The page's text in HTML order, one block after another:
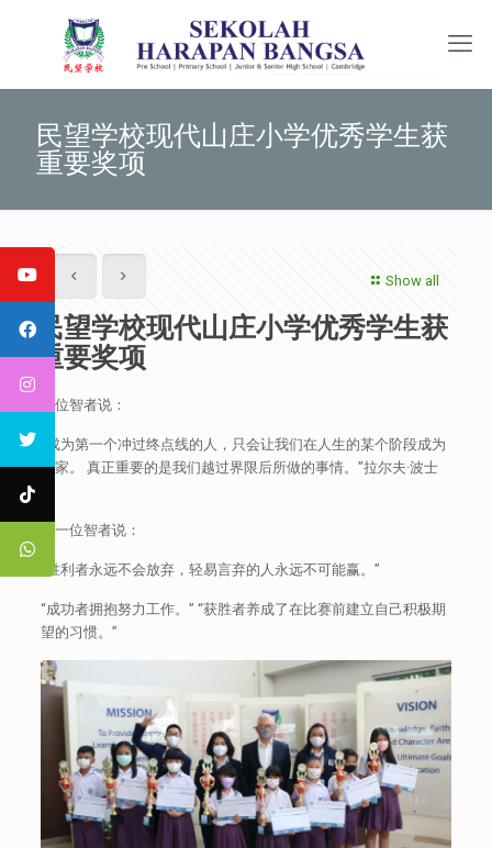
民望学校现代山庄小学优秀学生获
重要奖项
Show all
民望学校现代山庄小学优秀学生获
重要奖项
一位智者说：
“成为第一个冲过终点线的人，只会让我们在人生的某个阶段成为
赢家。 真正重要的是我们越过界限后所做的事情。”拉尔夫·波士
另一位智者说：
“胜利者永远不会放弃，轻易言弃的人永远不可能赢。”
“成功者拥抱努力工作。” “获胜者养成了在比赛前建立自己积极期
望的习惯。”